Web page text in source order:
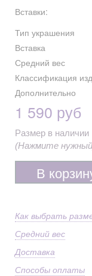
Вставки:
Тип украшения
Вставка
Средний вес
Классификация
Дополнительно
1 590 руб
Размер в наличии
(Нажмите
В
Как выбрать
Средний вес
Доставка
Способы оплаты